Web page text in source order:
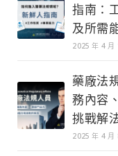
指南：
及所需
2025 年 4 月
藥廠法
務內容
挑戰解
2025 年 4 月